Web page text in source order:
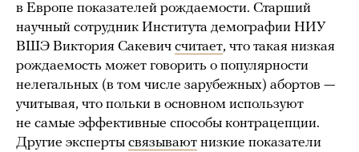
в Европе показателей рождаемости. Старший
научный сотрудник Института демографии НИУ
ВШЭ Виктория Сакевич считает, что такая низкая
рождаемость может говорить о популярности
нелегальных (в том числе зарубежных) абортов —
учитывая, что польки в основном используют
не самые эффективные способы контрацепции.
Другие эксперты связывают низкие показатели